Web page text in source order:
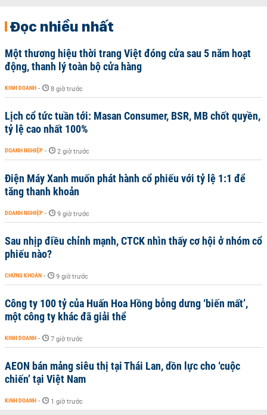
Đọc nhiều nhất
Một thương hiệu thời trang Việt đóng cửa sau 5 năm hoạt
động, thanh lý toàn bộ cửa hàng
KINH DOANH - 8 giờ trước
Lịch cổ tức tuần tới: Masan Consumer, BSR, MB chốt quyền,
tỷ lệ cao nhất 100%
DOANH NGHIỆP - 2 giờ trước
Điện Máy Xanh muốn phát hành cổ phiếu với tỷ lệ 1:1 để
tăng thanh khoản
DOANH NGHIỆP - 9 giờ trước
Sau nhịp điều chỉnh mạnh, CTCK nhìn thấy cơ hội ở nhóm cổ
phiếu nào?
CHỨNG KHOÁN - 9 giờ trước
Công ty 100 tỷ của Huấn Hoa Hồng bỗng dưng ‘biến mất’,
một công ty khác đã giải thể
KINH DOANH - 7 giờ trước
AEON bán mảng siêu thị tại Thái Lan, dồn lực cho ‘cuộc
chiến’ tại Việt Nam
KINH DOANH - 1 giờ trước